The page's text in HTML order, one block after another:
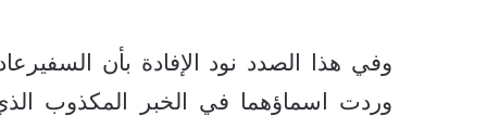
وفي هذا الصدد نود الإفادة بأن
وردت اسماؤهما في الخبر المكذوب